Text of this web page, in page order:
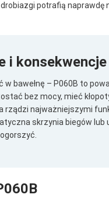
potrafią naprawdę
i
w bawełnę – P060B to
bez mocy, mieć
rządzi najważniejszymi
skrzynia biegów lub